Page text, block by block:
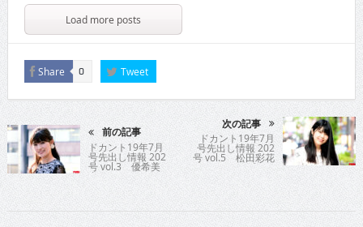
Load more posts
Share 0 Tweet
前の記事
ドカント19年7月
号先出し情報 202
号 vol.3 優希美
青
次の記事
ドカント19年7月
号先出し情報 202
号 vol.5 松田彩花
プロ